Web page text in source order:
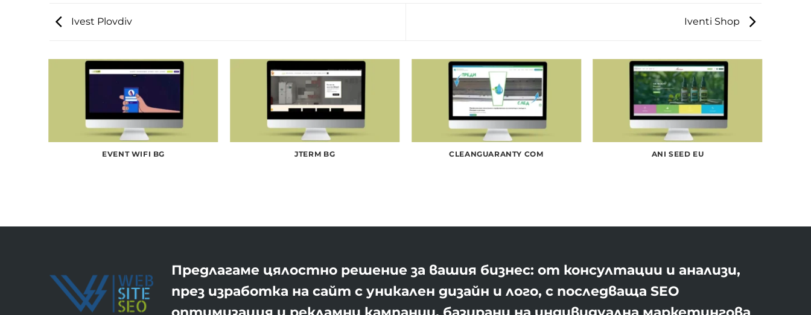
Ivest Plovdiv Iventi Shop
EVENT WIFI BG JTERM BG CLEANGUARANTY COM ANI SEED EU
Предлагаме цялостно решение за вашия бизнес: от консултации и анализи,
през изработка на сайт с уникален дизайн и лого, с последваща SEO